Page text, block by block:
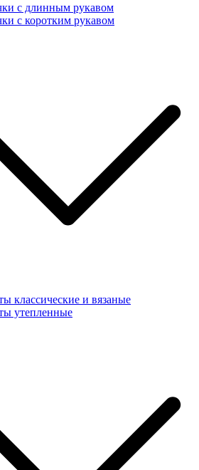
с длинным рукавом
с коротким рукавом
классические и вязаные
утепленные